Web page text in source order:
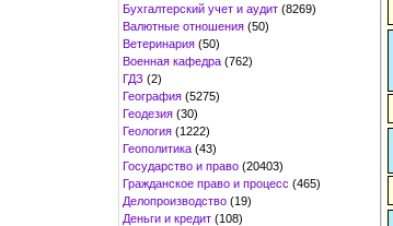
Бухгалтерский учет и аудит (8269)
Валютные отношения (50)
Ветеринария (50)
Военная кафедра (762)
ГДЗ (2)
География (5275)
Геодезия (30)
Геология (1222)
Геополитика (43)
Государство и право (20403)
Гражданское право и процесс (465)
Делопроизводство (19)
Деньги и кредит (108)